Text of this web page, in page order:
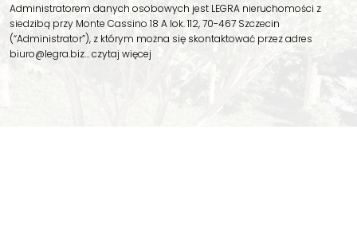
Administratorem danych osobowych jest LEGRA nieruchomości z
siedzibą przy Monte Cassino 18 A lok. 112, 70-467 Szczecin
(“Administrator”), z którym można się skontaktować przez adres
biuro@legra.biz…czytaj więcej